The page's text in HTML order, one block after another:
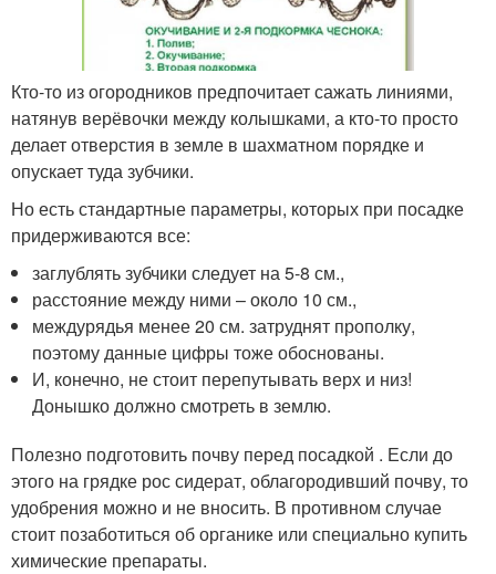
Кто-то из огородников предпочитает сажать линиями,
натянув верёвочки между колышками, а кто-то просто
делает отверстия в земле в шахматном порядке и
опускает туда зубчики.
Но есть стандартные параметры, которых при посадке
придерживаются все:
заглублять зубчики следует на 5-8 см.,
расстояние между ними – около 10 см.,
междурядья менее 20 см. затруднят прополку,
поэтому данные цифры тоже обоснованы.
И, конечно, не стоит перепутывать верх и низ!
Донышко должно смотреть в землю.
Полезно подготовить почву перед посадкой . Если до
этого на грядке рос сидерат, облагородивший почву, то
удобрения можно и не вносить. В противном случае
стоит позаботиться об органике или специально купить
химические препараты.